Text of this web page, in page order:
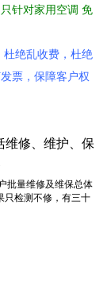
针对家用空调 免
绝乱收费，杜绝
票，保障客户权
维修、维护、保
批量维修及维保总体
只检测不修，有三十